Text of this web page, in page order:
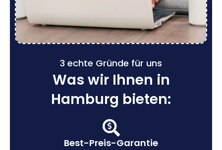
3 echte Gründe für uns
Was wir Ihnen in
Hamburg bieten:
Best-Preis-Garantie